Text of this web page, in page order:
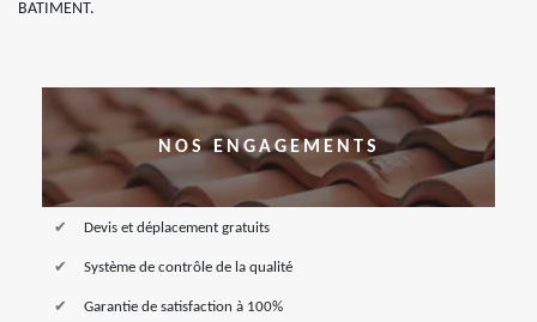
BATIMENT.
NOS ENGAGEMENTS
Devis et déplacement gratuits
Système de contrôle de la qualité
Garantie de satisfaction à 100%